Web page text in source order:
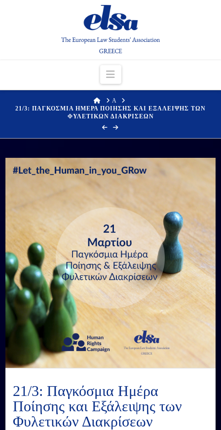
Navigation
HOME
Α
21/3: ΠΑΓΚΟΣΜΙΑ ΗΜΕΡΑ ΠΟΙΗΣΗΣ ΚΑΙ ΕΞΑΛΕΙΨΗΣ ΤΩΝ
ΦΥΛΕΤΙΚΩΝ ΔΙΑΚΡΙΣΕΩΝ
21/3: Παγκόσμια Ημέρα
Ποίησης και Εξάλειψης των
Φυλετικών Διακρίσεων